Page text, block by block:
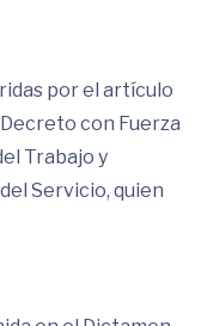
por el artículo
con Fuerza
Trabajo y
Servicio, quien